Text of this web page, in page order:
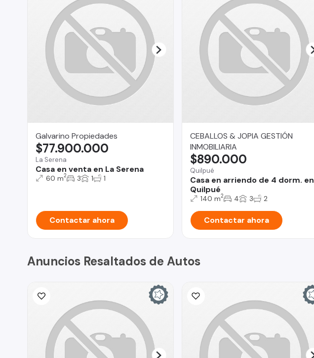
Galvarino Propiedades
La Serena
Casa en venta en La Serena
$77.900.000
60 m2 3 1 1
Contactar ahora
CEBALLOS & JOPIA GESTIÓN
INMOBILIARIA
Quilpué
Casa en arriendo de 4 dorm. en
Quilpué
$890.000
140 m2 4 3 2
Contactar ahora
Anuncios Resaltados de Autos